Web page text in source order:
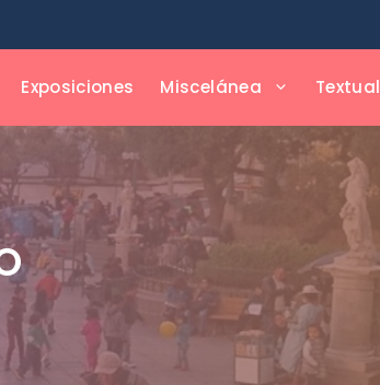
Exposiciones Miscelánea Textual